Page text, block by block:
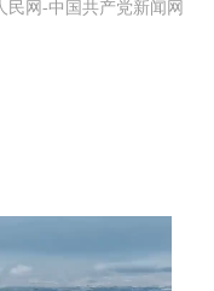
网-中国共产党新闻网